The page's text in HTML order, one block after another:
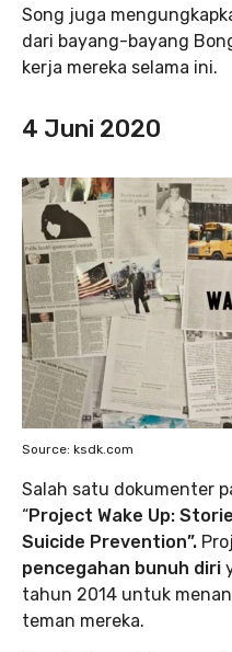
Song juga
dari bayang-bayang
kerja mereka selama ini.
4 Juni 2020
Source: ksdk.com
Salah satu dokumenter
“Project Wake Up:
Suicide Prevention”.
pencegahan bunuh diri
tahun 2014 untuk
teman mereka.